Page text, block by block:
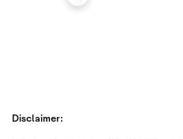
Disclaimer: